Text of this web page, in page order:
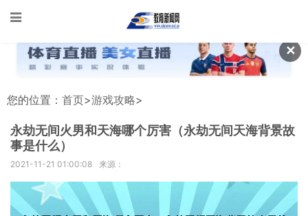
✕
您的位置： 首页>游戏攻略>
永劫无间火男和天海哪个厉害（永劫无间天海背景故
事是什么）
2021-11-21 01:00:08 来源：